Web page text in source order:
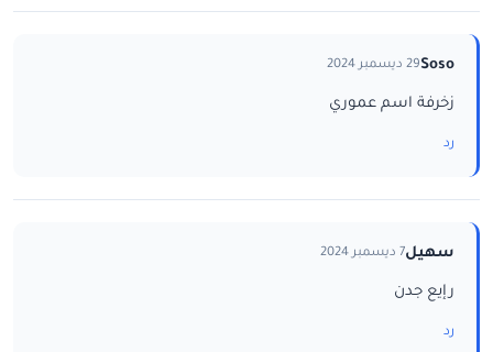
Soso29 ديسمبر 2024
زخرفة اسم عموري
رد
سهيل7 ديسمبر 2024
رإيع جدن
رد